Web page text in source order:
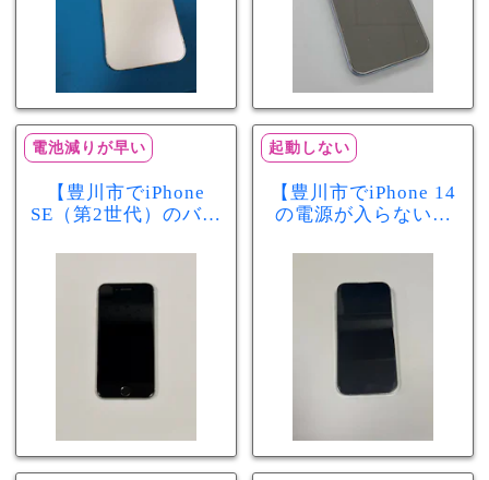
電池減りが早い
【豊川市でiPhone
SE（第2世代）のバッ
スマ豊川店】電池の
減りが早い症状も当
起動しない
【豊川市でiPhone 14
の電源が入らない修
店】バッテリー交換
で復旧するケースも
あります！